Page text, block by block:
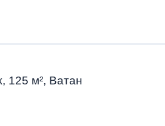
125 м², Ватан